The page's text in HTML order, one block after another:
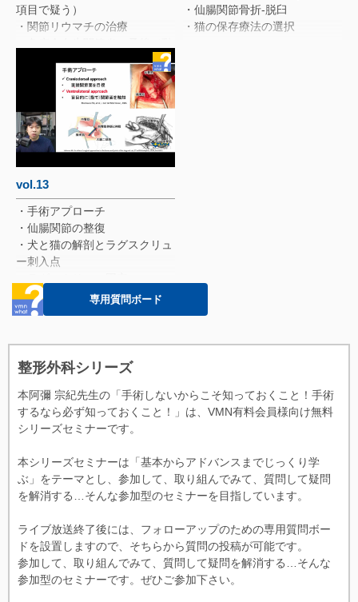
項目で疑う）
・関節リウマチの治療
画あり）
・末期の関節リウマチ
・手根関節の装具
・免疫介在性関節炎に対する外
科治療
・X線画像
・関節固定術
・仙腸関節骨折-脱臼
・猫の保存療法の選択
vol.13
・手術アプローチ
・仙腸関節の整復
・犬と猫の解剖とラグスクリュ
ー刺入点
・仙腸関節脱臼＆寛骨臼骨折
・変形癒合による骨盤狭窄
・最小侵襲アプローチ・整復固
定:
・まとめ
専用質問ボード
整形外科シリーズ
本阿彌 宗紀先生の「手術しないからこそ知っておくこと！手術
するなら必ず知っておくこと！」は、VMN有料会員様向け無料
シリーズセミナーです。
本シリーズセミナーは「基本からアドバンスまでじっくり学
ぶ」をテーマとし、参加して、取り組んでみて、質問して疑問
を解消する…そんな参加型のセミナーを目指しています。
ライブ放送終了後には、フォローアップのための専用質問ボー
ドを設置しますので、そちらから質問の投稿が可能です。
参加して、取り組んでみて、質問して疑問を解消する…そんな
参加型のセミナーです。ぜひご参加下さい。